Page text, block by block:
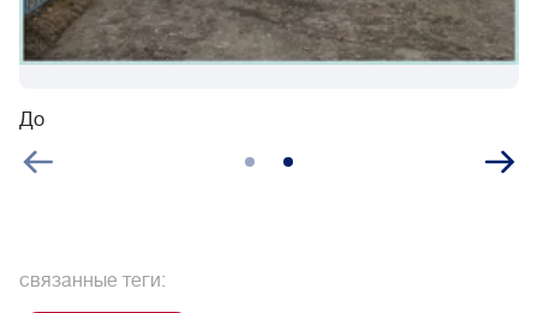
До
связанные теги: